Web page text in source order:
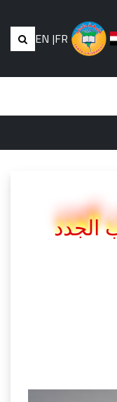
EN |FR
الجدد